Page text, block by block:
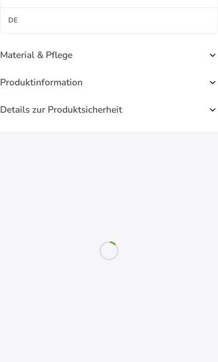
DE
Material & Pflege
Produktinformation
Details zur Produktsicherheit